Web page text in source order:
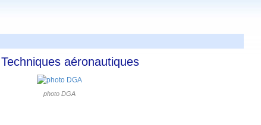
aéronautiques
photo DGA